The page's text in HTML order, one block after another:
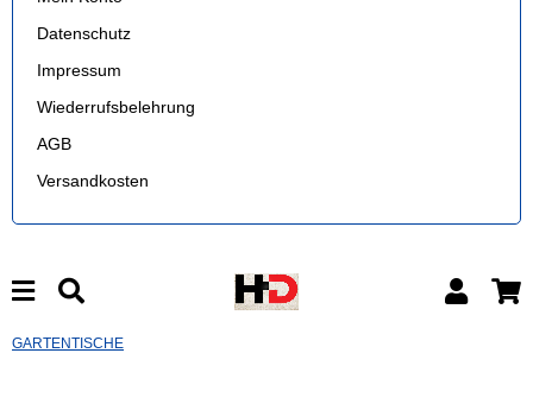
Datenschutz
Impressum
Wiederrufsbelehrung
AGB
Versandkosten
GARTENTISCHE